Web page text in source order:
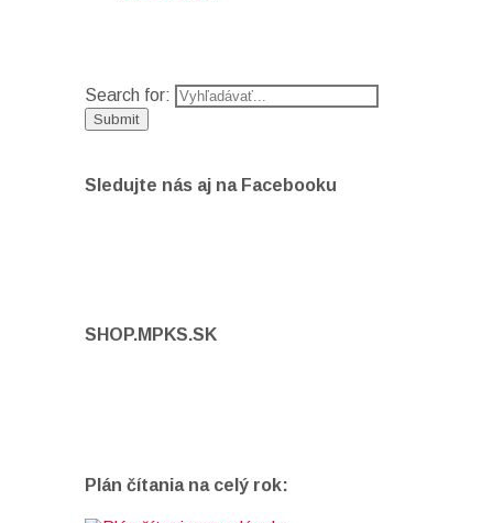
Search for:
Sledujte nás aj na Facebooku
SHOP.MPKS.SK
Plán čítania na celý rok: